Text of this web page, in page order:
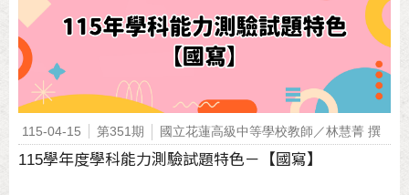
115-04-15 第351期 國立花蓮高級中等學校教師／林慧菁 撰
115學年度學科能力測驗試題特色－【國寫】